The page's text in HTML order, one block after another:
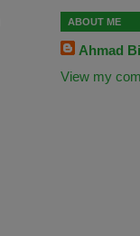
ABOUT ME
Ahmad
View my